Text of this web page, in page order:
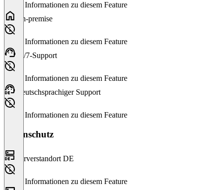
Keine Informationen zu diesem Feature
On-premise
Keine Informationen zu diesem Feature
24/7-Support
Keine Informationen zu diesem Feature
Deutschsprachiger Support
Keine Informationen zu diesem Feature
Datenschutz
Serverstandort DE
Keine Informationen zu diesem Feature